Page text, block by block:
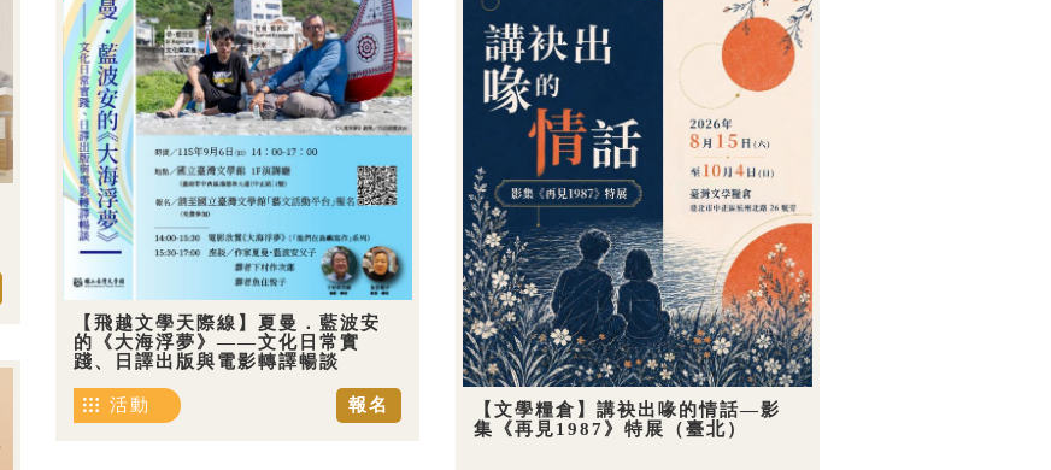
【飛越文學天際線】夏曼．藍波安
的《大海浮夢》——文化日常實
踐、日譯出版與電影轉譯暢談
報名
活動
【文學糧倉】講袂出喙的情話—影
集《再見1987》特展（臺北）